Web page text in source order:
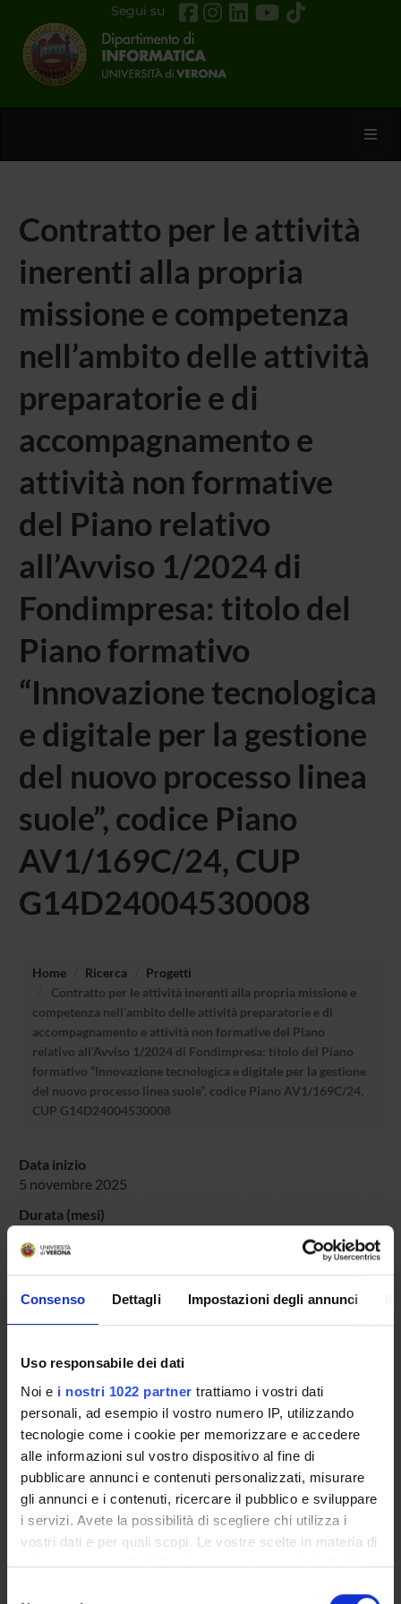
Consenso Dettagli Impostazioni degli annunci
Uso responsabile dei dati
Noi e i nostri 1022 partner trattiamo i vostri dati
personali, ad esempio il vostro numero IP, utilizzando
tecnologie come i cookie per memorizzare e accedere
alle informazioni sul vostro dispositivo al fine di
pubblicare annunci e contenuti personalizzati, misurare
gli annunci e i contenuti, ricercare il pubblico e sviluppare
i servizi. Avete la possibilità di scegliere chi utilizza i
vostri dati e per quali scopi. Le vostre scelte in materia di
privacy sono applicabili solo su questa proprietà digitale
Segui su
Contratto per le attività
inerenti alla propria
missione e competenza
nell’ambito delle attività
preparatorie e di
accompagnamento e
attività non formative
del Piano relativo
all’Avviso 1/2024 di
Fondimpresa: titolo del
Piano formativo
“Innovazione tecnologica
e digitale per la gestione
del nuovo processo linea
suole”, codice Piano
AV1/169C/24, CUP
G14D24004530008
Home Ricerca
Progetti
Contratto per le attività inerenti alla propria missione e
competenza nell’ambito delle attività preparatorie e di
accompagnamento e attività non formative del Piano
relativo all’Avviso 1/2024 di Fondimpresa: titolo del Piano
formativo “Innovazione tecnologica e digitale per la gestione
del nuovo processo linea suole”, codice Piano AV1/169C/24,
CUP G14D24004530008
Data inizio
5 novembre 2025
Durata (mesi)
Dipartimenti
ENTI FINANZIATORI:
Quaser s.r.l.
Finanziamento:assegnato e gestito dal Dipartimento